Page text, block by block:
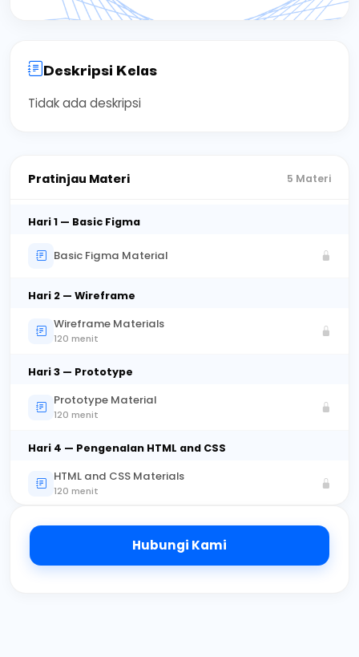
Deskripsi Kelas
Tidak ada deskripsi
Pratinjau Materi 5 Materi
Hari 1 — Basic Figma
Basic Figma Material
Hari 2 — Wireframe
Wireframe Materials
120 menit
Hari 3 — Prototype
Prototype Material
120 menit
Hari 4 — Pengenalan HTML and CSS
HTML and CSS Materials
120 menit
Hari 5 — Teknik-Teknik HTML and CSS
HTML and CSS Materials
Hubungi Kami